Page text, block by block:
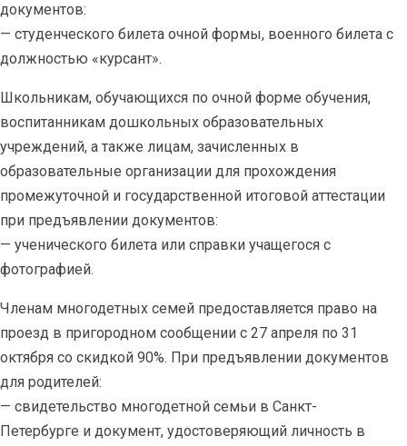
документов:
— студенческого билета очной формы, военного билета с
должностью «курсант».
Школьникам, обучающихся по очной форме обучения,
воспитанникам дошкольных образовательных
учреждений, а также лицам, зачисленных в
образовательные организации для прохождения
промежуточной и государственной итоговой аттестации
при предъявлении документов:
— ученического билета или справки учащегося с
фотографией.
Членам многодетных семей предоставляется право на
проезд в пригородном сообщении с 27 апреля по 31
октября со скидкой 90%. При предъявлении документов
для родителей:
— свидетельство многодетной семьи в Санкт-
Петербурге и документ, удостоверяющий личность в